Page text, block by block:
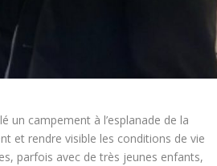
un campement à l’esplanade de la
et rendre visible les conditions de vie
parfois avec de très jeunes enfants,